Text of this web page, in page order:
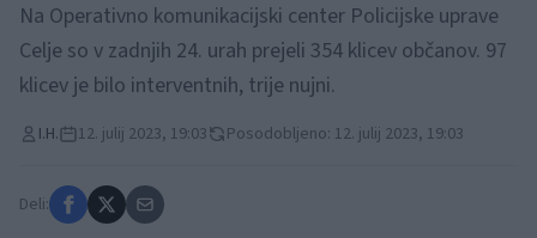
Na Operativno komunikacijski center Policijske uprave
Celje so v zadnjih 24. urah prejeli 354 klicev občanov. 97
klicev je bilo interventnih, trije nujni.
I.H. 12. julij 2023, 19:03 Posodobljeno: 12. julij 2023, 19:03
Deli: